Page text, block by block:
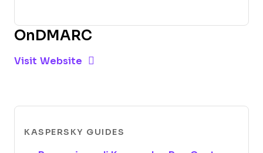
OnDMARC
Visit Website Opens New Window
KASPERSKY GUIDES